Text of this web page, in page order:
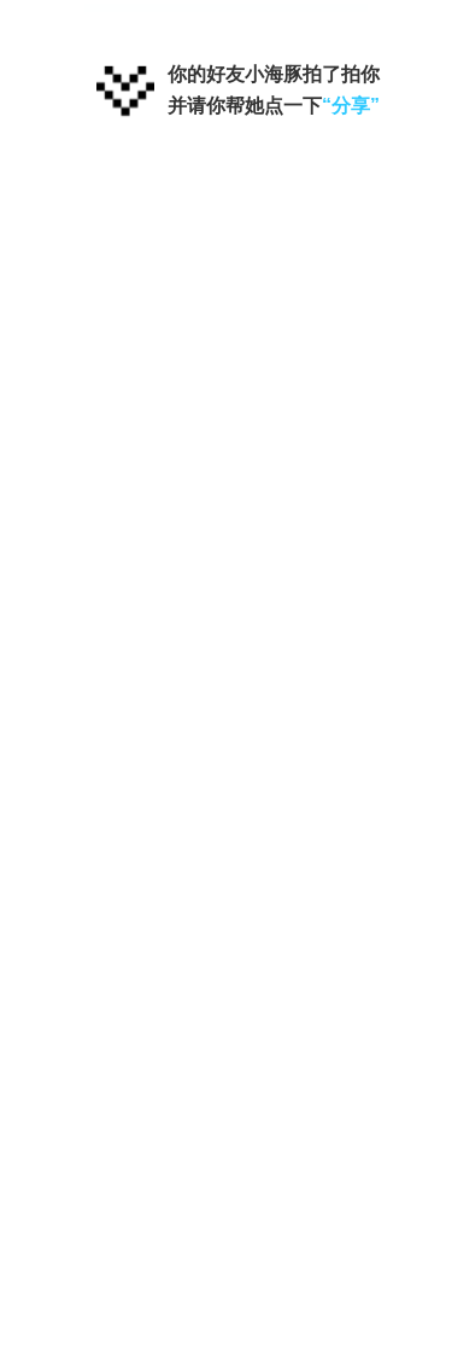
你的好友小海豚拍了拍你
并请你帮她点一下“分享”